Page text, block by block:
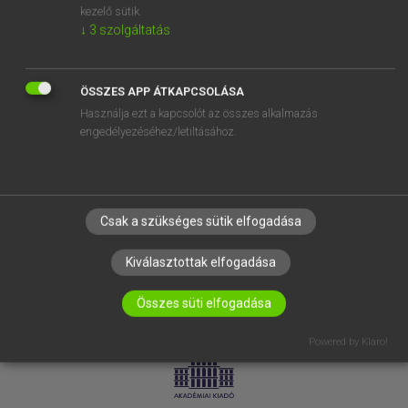
RÓLUNK
ELÉRHETŐSÉG
SÜTI BEÁLLÍTÁSOK
LICENCSZERZŐDÉS ADATVÉDELEM
kezelő sütik.
↓ 3 szolgáltatás
ÖSSZES APP ÁTKAPCSOLÁSA
Használja ezt a kapcsolót az összes alkalmazás
engedélyezéséhez/letiltásához.
Csak a szükséges sütik elfogadása
Kiválasztottak elfogadása
Összes süti elfogadása
Powered by Klaro!